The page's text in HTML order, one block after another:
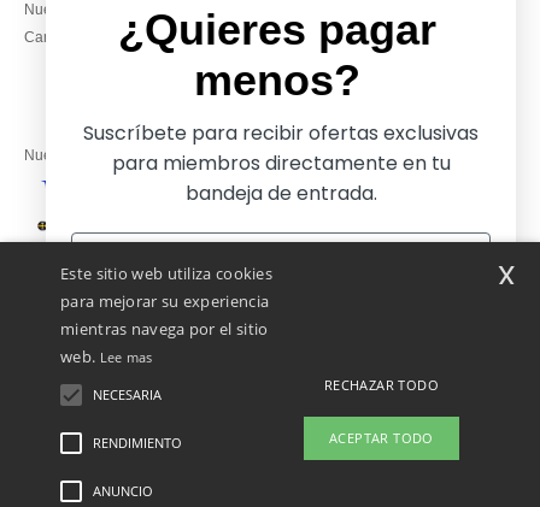
Nuestros compromisos
Camisetas locales al por mayor
Viernes: 10:00–14:00
Nuestros socios financieros
Menciones Legales-
Este sitio web utiliza cookies
para mejorar su experiencia
mientras navega por el sitio
web. Lee mas
NECESARIA
RENDIMIENTO
ANUNCIO
RECHAZAR TODO
ACEPTAR TODO
x
¿Quieres pagar
menos?
Suscríbete para recibir ofertas exclusivas
para miembros directamente en tu
bandeja de entrada.
Sí, ¡quiero pagar menos!
No gracias, quiero pagar más